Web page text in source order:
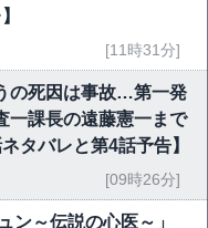
[11時31分]
の死因は事故…第一発
一課長の遠藤憲一まで
タバレと第4話予告】
[09時26分]
ン～伝説の心医～」